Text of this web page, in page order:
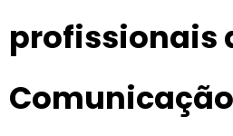
profissionais